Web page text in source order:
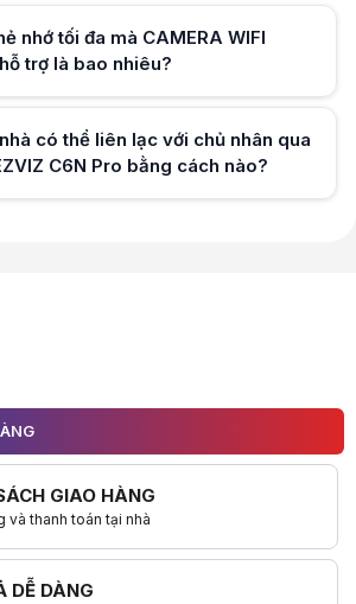
nhớ tối đa mà CAMERA WIFI
trợ là bao nhiêu?
có thể liên lạc với chủ nhân qua
C6N Pro bằng cách nào?
GIAO HÀNG
và thanh toán tại nhà
DỄ DÀNG